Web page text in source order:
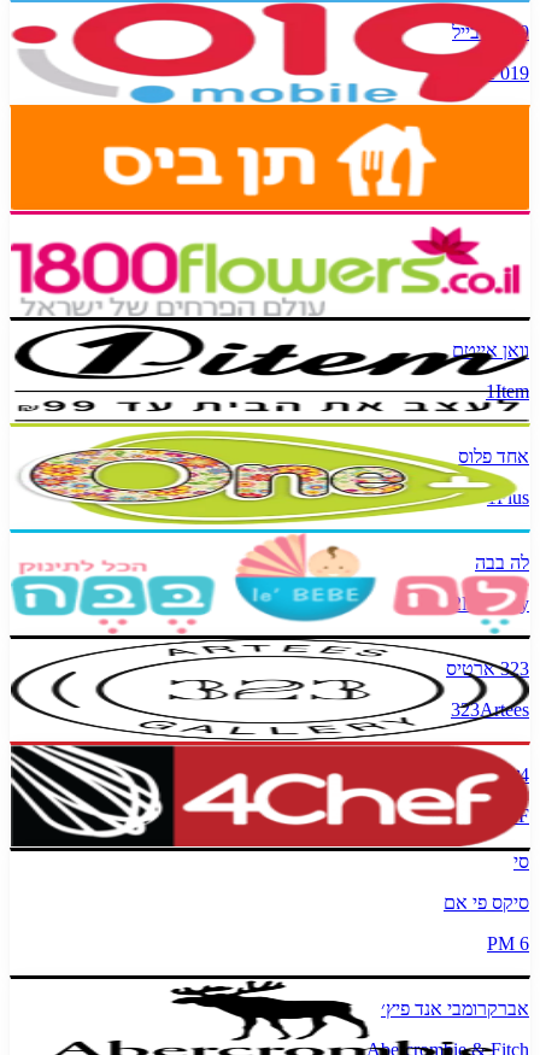
019 מובייל
019 Mobile
1800flowers
וואן אייטם
1Item
אחד פלוס
1Plus
לה בבה
2MyBaby
323 ארטיס
323Artees
4שף
4CHEF
סי
סיקס פי אם
6 PM
אברקרומבי אנד פיץ׳
Abercrombie & Fitch